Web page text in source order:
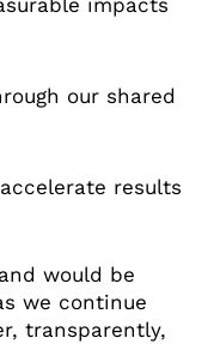
impacts
our shared
results
would be
we continue
transparently,